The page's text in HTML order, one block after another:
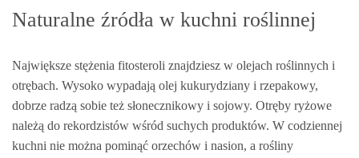
Naturalne źródła w kuchni roślinnej
Największe stężenia fitosteroli znajdziesz w olejach roślinnych i
otrębach. Wysoko wypadają olej kukurydziany i rzepakowy,
dobrze radzą sobie też słonecznikowy i sojowy. Otręby ryżowe
należą do rekordzistów wśród suchych produktów. W codziennej
kuchni nie można pominąć orzechów i nasion, a rośliny